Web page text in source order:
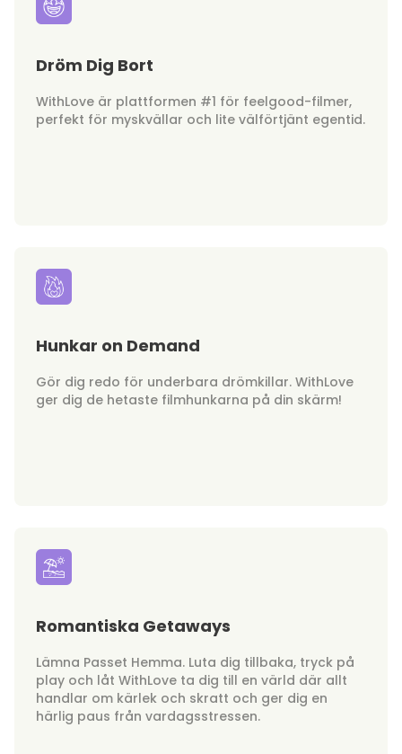
Dröm Dig Bort
WithLove är plattformen #1 för feelgood-filmer,
perfekt för myskvällar och lite välförtjänt egentid.
Hunkar on Demand
Gör dig redo för underbara drömkillar. WithLove
ger dig de hetaste filmhunkarna på din skärm!
Romantiska Getaways
Lämna Passet Hemma. Luta dig tillbaka, tryck på
play och låt WithLove ta dig till en värld där allt
handlar om kärlek och skratt och ger dig en
härlig paus från vardagsstressen.